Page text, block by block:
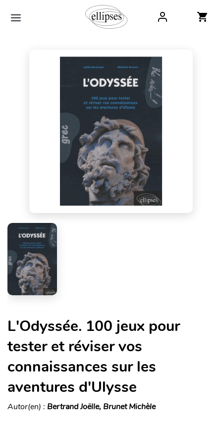
L'Odyssée. 100 jeux pour
tester et réviser vos
connaissances sur les
aventures d'Ulysse
Autor(en) : Bertrand Joëlle, Brunet Michèle